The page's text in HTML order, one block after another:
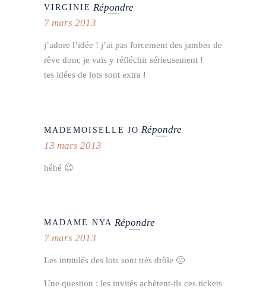
VIRGINIE Répondre
7 mars 2013
j’adore l’idée ! j’ai pas forcement des jambes de
rêve donc je vais y réfléchir sérieusement !
tes idées de lots sont extra !
MADEMOISELLE JO Répondre
13 mars 2013
héhé 😉
MADAME NYA Répondre
7 mars 2013
Les intitulés des lots sont très drôle 🙂
Une question : les invités achètent-ils ces tickets